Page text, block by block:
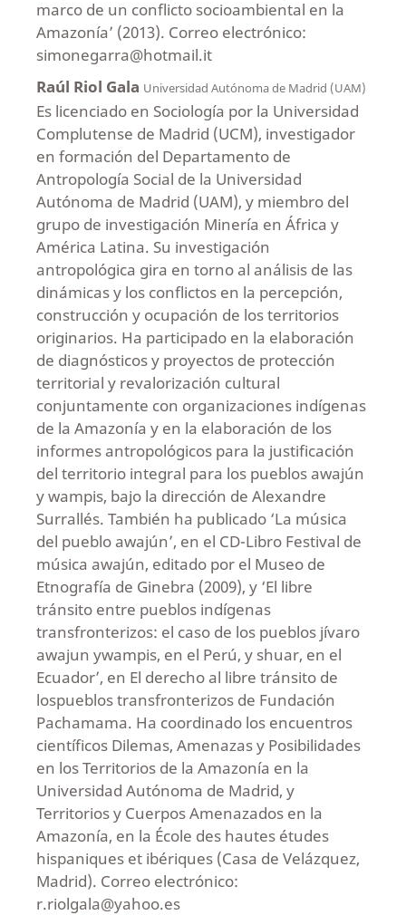
marco de un conflicto socioambiental en la
Amazonía’ (2013). Correo electrónico:
simonegarra@hotmail.it
Raúl Riol Gala Universidad Autónoma de Madrid (UAM)
Es licenciado en Sociología por la Universidad
Complutense de Madrid (UCM), investigador
en formación del Departamento de
Antropología Social de la Universidad
Autónoma de Madrid (UAM), y miembro del
grupo de investigación Minería en África y
América Latina. Su investigación
antropológica gira en torno al análisis de las
dinámicas y los conflictos en la percepción,
construcción y ocupación de los territorios
originarios. Ha participado en la elaboración
de diagnósticos y proyectos de protección
territorial y revalorización cultural
conjuntamente con organizaciones indígenas
de la Amazonía y en la elaboración de los
informes antropológicos para la justificación
del territorio integral para los pueblos awajún
y wampis, bajo la dirección de Alexandre
Surrallés. También ha publicado ‘La música
del pueblo awajún’, en el CD-Libro Festival de
música awajún, editado por el Museo de
Etnografía de Ginebra (2009), y ‘El libre
tránsito entre pueblos indígenas
transfronterizos: el caso de los pueblos jívaro
awajun ywampis, en el Perú, y shuar, en el
Ecuador’, en El derecho al libre tránsito de
lospueblos transfronterizos de Fundación
Pachamama. Ha coordinado los encuentros
científicos Dilemas, Amenazas y Posibilidades
en los Territorios de la Amazonía en la
Universidad Autónoma de Madrid, y
Territorios y Cuerpos Amenazados en la
Amazonía, en la École des hautes études
hispaniques et ibériques (Casa de Velázquez,
Madrid). Correo electrónico:
r.riolgala@yahoo.es